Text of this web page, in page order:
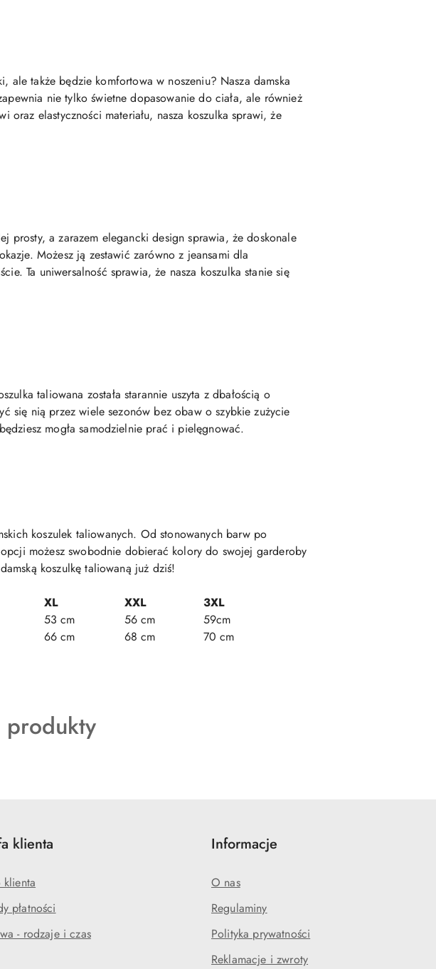
ale także będzie komfortowa w noszeniu? Nasza damska
nie tylko świetne dopasowanie do ciała, ale również
elastyczności materiału, nasza koszulka sprawi, że
prosty, a zarazem elegancki design sprawia, że doskonale
Możesz ją zestawić zarówno z jeansami dla
Ta uniwersalność sprawia, że nasza koszulka stanie się
taliowana została starannie uszyta z dbałością o
się nią przez wiele sezonów bez obaw o szybkie zużycie
mogła samodzielnie prać i pielęgnować.
koszulek taliowanych. Od stonowanych barw po
możesz swobodnie dobierać kolory do swojej garderoby
koszulkę taliowaną już dziś!
XL XXL
3XL
53 cm 56 cm
59cm
66 cm 68 cm 70 cm
klienta
klienta
płatności
- rodzaje i czas
Informacje
O nas
Regulaminy
Polityka prywatności
Reklamacje i zwroty